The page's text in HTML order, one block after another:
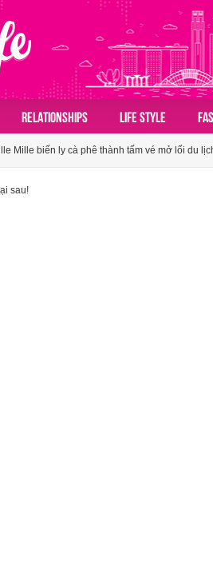
RELATIONSHIPS LIFE STYLE
Nam bứt phá trên bản đồ du lịch mùa hè
Mille biến ly cà phê thành tấm vé mở lối du
sau!